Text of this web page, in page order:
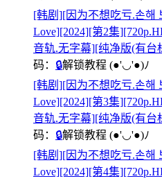
[韩剧][因为不想吃亏.손해
Love][2024][第2集
音轨.无字幕][纯净版(有台
码： 🔒解锁教程 (●'◡'●)ﾉ
[韩剧][因为不想吃亏.손해
Love][2024][第3集
音轨.无字幕][纯净版(有台
码： 🔒解锁教程 (●'◡'●)ﾉ
[韩剧][因为不想吃亏.손해
Love][2024][第4集